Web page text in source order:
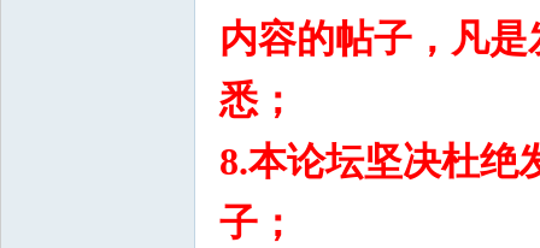
内容的帖子，凡
悉；
8.本论坛坚决杜绝
子；